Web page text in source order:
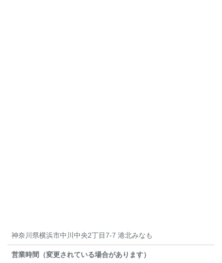
神奈川県横浜市中川中央2丁目7-7 港北みなも
営業時間（変更されている場合があります）